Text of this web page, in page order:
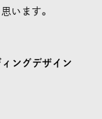
います。
ングデザイン